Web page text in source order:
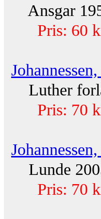
Ansgar
Pris: 60
Luther
Pris: 70
Lunde
Pris: 70